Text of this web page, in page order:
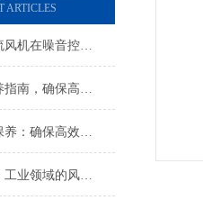
ARTICLES
插入式风机与轴流风机在噪音控制上有何差异？
环保风机维护保养指南，确保高效稳定运行
环保风机的维护保养：确保高效运行的关键
引风机与鼓风机：工业领域的风动双子星